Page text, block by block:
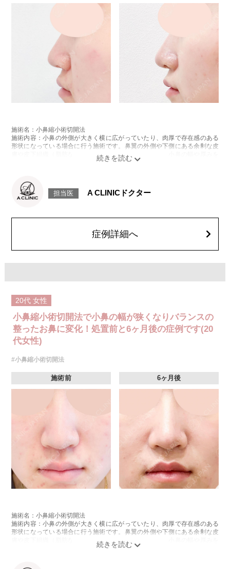
施術名：小鼻縮小術切開法
施術内容：小鼻の外側が大きく横に広がっていたり、肉厚で存在感のある
形状になっている場合に行う施術です。鼻翼の外側や下側にある余剰な皮
膚や皮下組織（脂肪など）を切開して丁寧に取り除き、小鼻の幅や厚みを
整えて、全体のボリューム感を軽減します。切除後は縫合により形態を整
施術時間：約30分程
抜糸：5～7日後に抜糸にご来院して頂きます。
痕、創部陥凹などが生じることがございます。
費用：327,800円(税込)〜492,800円(税込)
オプション：笑気麻酔 3,300円(税込)
担当医 A CLINICドクター
症例詳細へ
20代 女性
小鼻縮小術切開法で小鼻の幅が狭くなりバランスの
整ったお鼻に変化！処置前と6ヶ月後の症例です(20
代女性)
#小鼻縮小術切開法
施術前 6ヶ月後
施術名：小鼻縮小術切開法
施術内容：小鼻の外側が大きく横に広がっていたり、肉厚で存在感のある
形状になっている場合に行う施術です。鼻翼の外側や下側にある余剰な皮
膚や皮下組織（脂肪など）を切開して丁寧に取り除き、小鼻の幅や厚みを
整えて、全体のボリューム感を軽減します。切除後は縫合により形態を整